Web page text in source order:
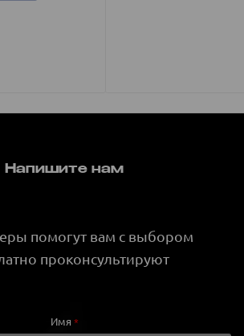
Напишите нам
помогут вам с выбором
проконсультируют
Имя *